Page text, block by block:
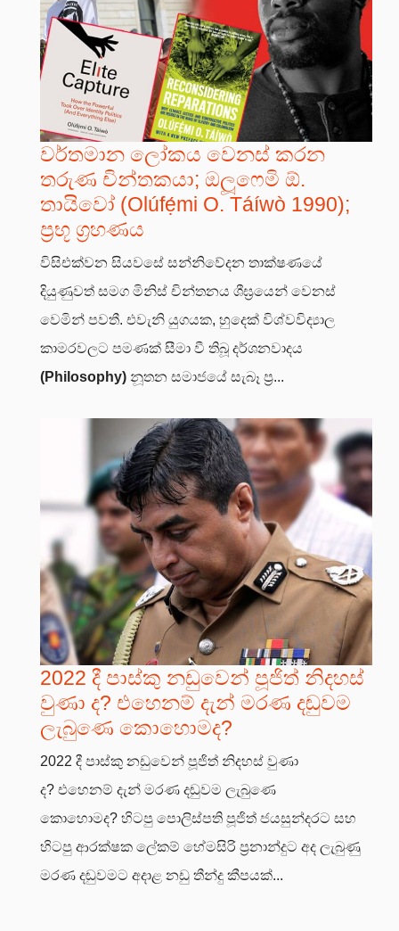
වර්තමාන ලෝකය වෙනස් කරන
තරුණ චින්තකයා; ඔලූෆෙමි ඕ.
තායිවෝ (Olúfẹ́mi O. Táíwò 1990);
ප්‍රභූ ග්‍රහණය
විසිඑක්වන සියවසේ සන්නිවේදන තාක්ෂණයේ
දියුණුවත් සමග මිනිස් චින්තනය ශීඝ්‍රයෙන් වෙනස්
වෙමින් පවතී. එවැනි යුගයක, හුදෙක් විශ්වවිද්‍යාල
කාමරවලට පමණක් සීමා වී තිබූ දර්ශනවාදය
(Philosophy) නූතන සමාජයේ සැබෑ ප්‍ර...
2022 දී පාස්කු නඩුවෙන් පූජිත් නිදහස්
වුණා ද? එහෙනම් දැන් මරණ දඬුවම
ලැබුණෙ කොහොමද?
2022 දී පාස්කු නඩුවෙන් පූජිත් නිදහස් වුණා
ද? එහෙනම් දැන් මරණ දඬුවම ලැබුණෙ
කොහොමද? හිටපු පොලිස්පති පූජිත් ජයසුන්දරට සහ
හිටපු ආරක්ෂක ලේකම් හේමසිරි ප්‍රනාන්දුට අද ලැබුණු
මරණ දඬුවමට අදාළ නඩු තීන්දු කීපයක්...